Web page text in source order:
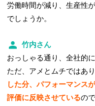
労働時間が減り、生産性
でしょうか。
竹内さん
おっしゃる通り、全社的
ただ、アメとムチではあ
した分、パフォーマンス
評価に反映させているの